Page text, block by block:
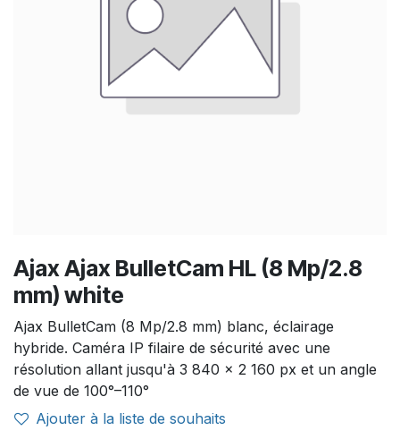
Ajax Ajax BulletCam HL (8 Mp/2.8
mm) white
Ajax BulletCam (8 Mp/2.8 mm) blanc, éclairage
hybride. Caméra IP filaire de sécurité avec une
résolution allant jusqu'à 3 840 × 2 160 px et un angle
de vue de 100°–110°
Ajouter à la liste de souhaits